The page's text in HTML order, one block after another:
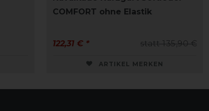
COMFORT ohne Elastik
statt 135,90 €
122,31 € *
ARTIKEL MERKEN